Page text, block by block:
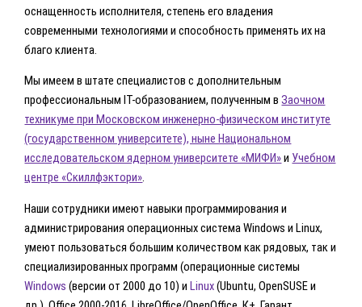
оснащенность исполнителя, степень его владения
современными технологиями и способность применять их на
благо клиента.
Мы имеем в штате специалистов с дополнительным
профессиональным IT-образованием, полученным вЗаочном
техникуме при Московском инженерно-физическом институте
(государственном университете), ныне Национальном
исследовательском ядерном университете «МИФИ»и Учебном
центре «Скиллфэктори».
Наши сотрудники имеют навыки программирования и
администрирования операционных система Windows и Linux,
умеют пользоваться большим количеством как рядовых, так и
специализированных программ (операционные системы
Windows (версии от 2000 до 10) иLinux(Ubuntu, OpenSUSE и